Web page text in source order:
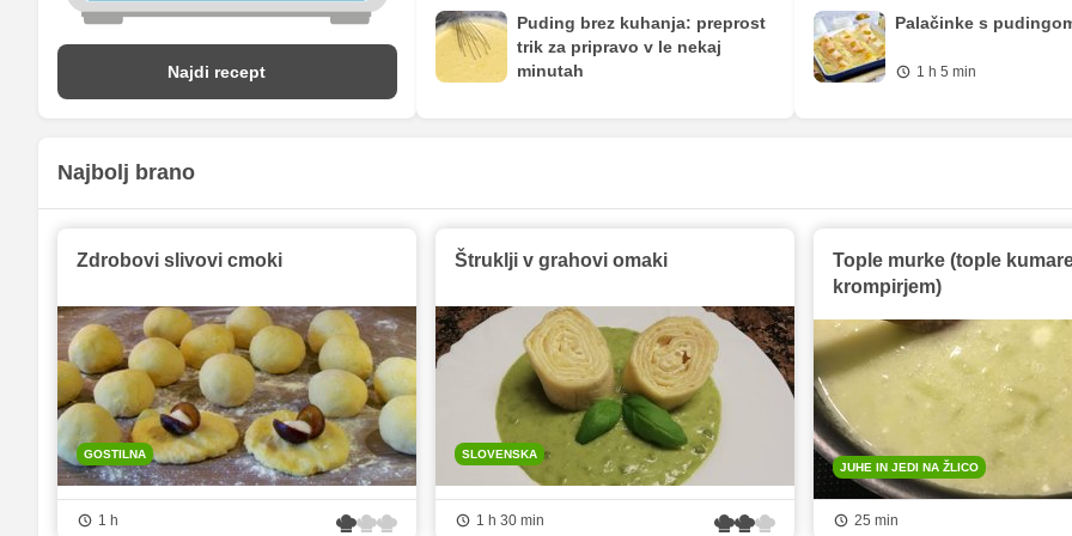
Najdi recept
Puding brez kuhanja: preprost
trik za pripravo v le nekaj
minutah
Palačinke s
1 h 5 min
Najbolj brano
Zdrobovi slivovi cmoki
GOSTILNA
1 h
Štruklji v grahovi omaki
SLOVENSKA
1 h 30 min
Tople murke (tople
krompirjem)
JUHE IN JEDI NA ŽLICO
25 min